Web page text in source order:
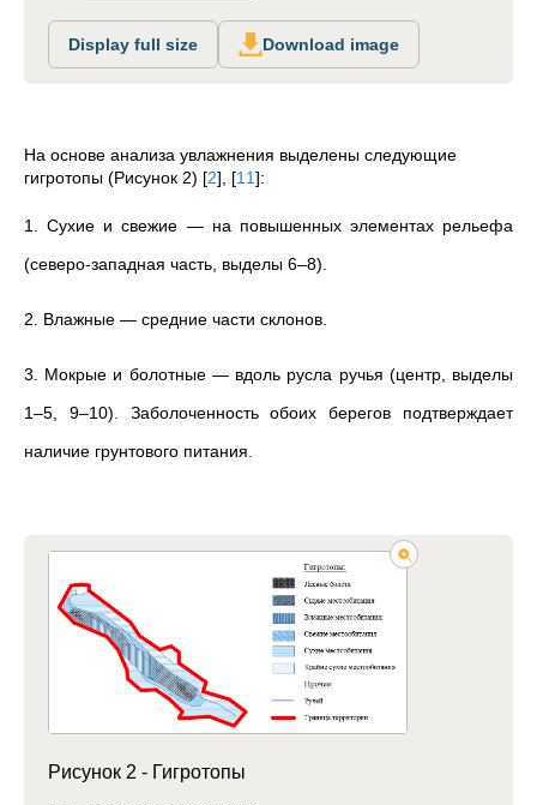
Display full size Download image
На основе анализа увлажнения выделены следующие
гигротопы (Рисунок 2) [2], [11]:
1. Сухие и свежие — на повышенных элементах рельефа
(северо-западная часть, выделы 6–8).
2. Влажные — средние части склонов.
3. Мокрые и болотные — вдоль русла ручья (центр, выделы
1–5, 9–10). Заболоченность обоих берегов подтверждает
наличие грунтового питания.
Рисунок 2 - Гигротопы